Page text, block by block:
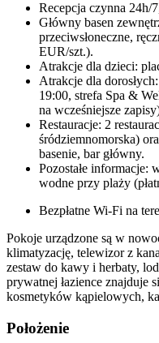
Recepcja czynna 24h/
Główny basen
przeciwsłoneczne,
EUR/szt.).
Atrakcje dla dzieci:
Atrakcje dla
19:00, strefa Spa &
na wcześniejsze
Restauracje: 2
śródziemnomorska)
basenie, bar główny.
Pozostałe informacje:
wodne przy plaży
Bezpłatne Wi-Fi na
Pokoje urządzone są w
klimatyzację, telewizor z
zestaw do kawy i herbaty,
prywatnej łazience znajduje
kosmetyków kąpielowych,
Położenie